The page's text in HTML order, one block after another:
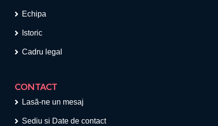
Echipa
Istoric
Cadru legal
CONTACT
Lasă-ne un mesaj
Sediu si Date de contact